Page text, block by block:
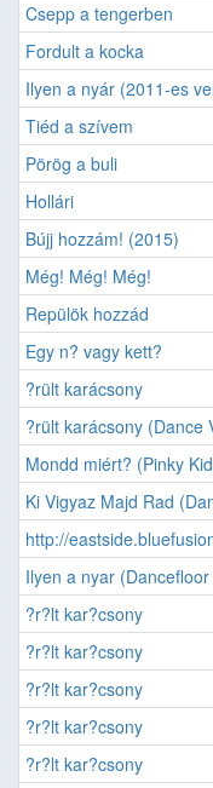
Csepp a tengerben
Fordult a kocka
Ilyen a nyár (2011-es
Tiéd a szívem
Pörög a buli
Hollári
Bújj hozzám! (2015)
Még! Még! Még!
Repülök hozzád
Egy n? vagy kett?
?rült karácsony
?rült karácsony (Dance
Mondd miért? (Pinky
Ki Vigyaz Majd Rad
http://
Ilyen a nyar
?r?lt kar?csony
?r?lt kar?csony
?r?lt kar?csony
?r?lt kar?csony
?r?lt kar?csony